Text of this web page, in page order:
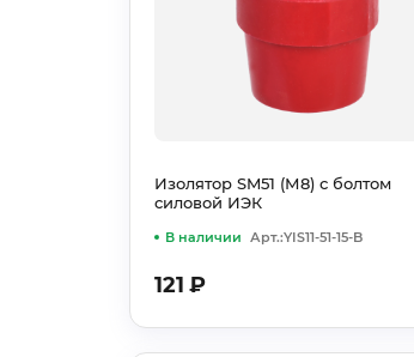
Арт.:YIS11-51-15-B
В наличии
Изолятор SM51 (М8) с болтом
силовой ИЭК
121 ₽